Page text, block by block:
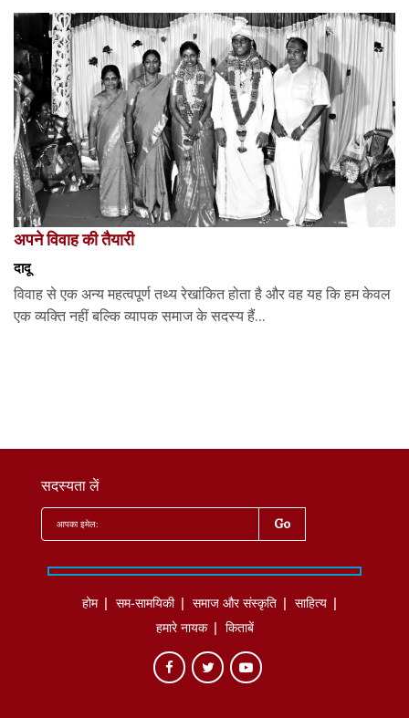
अपने विवाह की तैयारी
दादू
विवाह से एक अन्य महत्वपूर्ण तथ्य रेखांकित होता है और वह यह कि हम केवल
एक व्यक्ति नहीं बल्कि व्यापक समाज के सदस्य हैं...
सदस्यता लें
होम सम-सामयिकी समाज और संस्कृति
साहित्‍य
हमारे नायक
किताबें